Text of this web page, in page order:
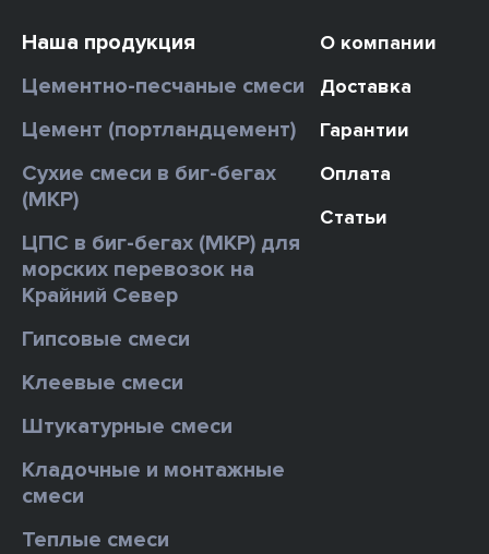
Наша продукция
Цементно-песчаные смеси
Цемент (портландцемент)
Сухие смеси в биг-бегах
(МКР)
ЦПС в биг-бегах (МКР) для
морских перевозок на
Крайний Север
Гипсовые смеси
Клеевые смеси
Штукатурные смеси
Кладочные и монтажные
смеси
Теплые смеси
О компании
Доставка
Гарантии
Оплата
Статьи